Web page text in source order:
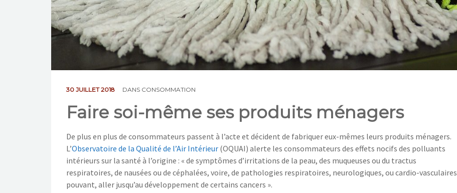
30 JUILLET 2018 DANS CONSOMMATION
Faire soi-même ses produits ménagers
De plus en plus de consommateurs passent à l’acte et décident de fabriquer eux-mêmes leurs produits ménagers.
L’Observatoire de la Qualité de l’Air Intérieur (OQUAI) alerte les consommateurs des effets nocifs des polluants
intérieurs sur la santé à l’origine : « de symptômes d’irritations de la peau, des muqueuses ou du tractus
respiratoires, de nausées ou de céphalées, voire, de pathologies respiratoires, neurologiques, ou cardio-vasculaires
pouvant, aller jusqu’au développement de certains cancers ».